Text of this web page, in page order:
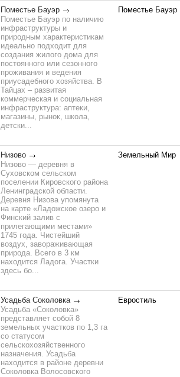
Поместье Бауэр
Поместье Бауэр по наличию
инфраструктуры и
природным характеристикам
идеально подходит для
создания жилого дома для
постоянного или сезонного
проживания и ведения
приусадебного хозяйства. В
Тайцах – развитая
коммерческая и социальная
инфраструктура: аптеки,
магазины, рынок, школа,
детски...
Поместье Бауэр
Низово
Низово — деревня в
Суховском сельском
поселении Кировского района
Ленинградской области.
Деревня Низова упомянута
на карте «Ладожское озеро и
Финский залив с
прилегающими местами»
1745 года. Чистейший
воздух, завораживающая
природа. Всего в 3 км
находится Ладога. Участки
здесь бо...
Земельный Мир
Усадьба Соколовка
Усадьба «Соколовка»
представляет собой 8
земельных участков по 1,3 га
со статусом
сельскохозяйственного
назначения. Усадьба
находится в районе деревни
Соколовка Волосовского
Евростиль